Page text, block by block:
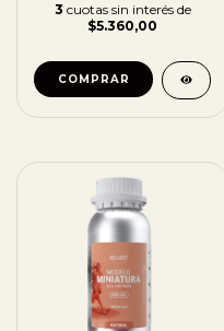
3 cuotas sin interés de
$5.360,00
COMPRAR